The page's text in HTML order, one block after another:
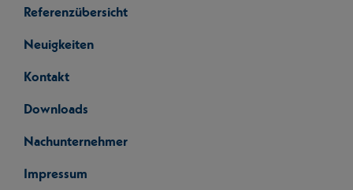
Referenzübersicht
Neuigkeiten
Kontakt
Downloads
Nachunternehmer
Impressum